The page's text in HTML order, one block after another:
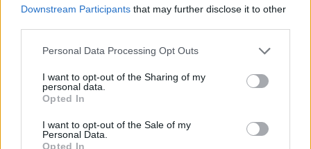
Downstream Participants that may further disclose it to other
Personal Data Processing Opt Outs
I want to opt-out of the Sharing of my
personal data.
Opted In
I want to opt-out of the Sale of my
Personal Data.
Opted In
Leer más